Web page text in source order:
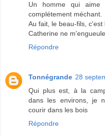
Un homme qui
complétement méchant.
Au fait, le beau-fils, c'est
Catherine ne
Répondre
Tonnégrande 28
Qui plus est, à la
dans les environs, je
courir dans les bois
Répondre